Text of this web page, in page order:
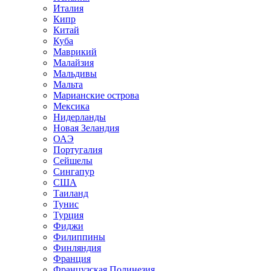
Италия
Кипр
Китай
Куба
Маврикий
Малайзия
Мальдивы
Мальта
Марианские острова
Мексика
Нидерланды
Новая Зеландия
ОАЭ
Португалия
Сейшелы
Сингапур
США
Таиланд
Тунис
Турция
Фиджи
Филиппины
Финляндия
Франция